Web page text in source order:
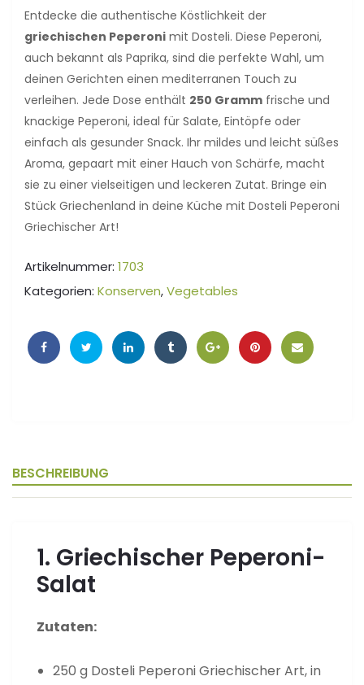
Entdecke die authentische Köstlichkeit der
griechischen Peperoni mit Dosteli. Diese Peperoni,
auch bekannt als Paprika, sind die perfekte Wahl, um
deinen Gerichten einen mediterranen Touch zu
verleihen. Jede Dose enthält 250 Gramm frische und
knackige Peperoni, ideal für Salate, Eintöpfe oder
einfach als gesunder Snack. Ihr mildes und leicht süßes
Aroma, gepaart mit einer Hauch von Schärfe, macht
sie zu einer vielseitigen und leckeren Zutat. Bringe ein
Stück Griechenland in deine Küche mit Dosteli Peperoni
Griechischer Art!
Artikelnummer: 1703
Kategorien: Konserven,Vegetables
BESCHREIBUNG
1. Griechischer Peperoni-
Salat
Zutaten:
250 g Dosteli Peperoni Griechischer Art, in